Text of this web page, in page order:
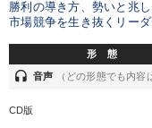
勝利の導き方、勢いと兆
市場競争を生き抜くリー
形 態
headset 音声 （どの形態でも内容
CD版